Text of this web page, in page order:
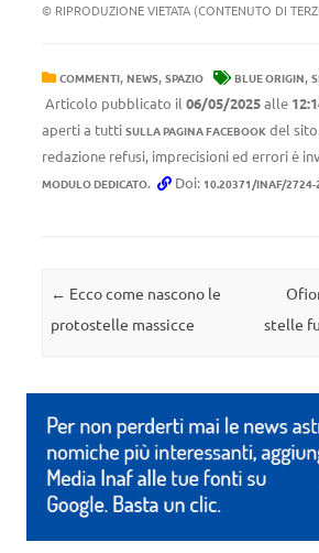
© RIPRODUZIONE VIETATA (CONTENUTO DI
COMMENTI, NEWS, SPAZIO BLUE ORIGIN,
Articolo pubblicato il 06/05/2025alle
aperti a tutti SULLA PAGINA FACEBOOK del
redazione refusi, imprecisioni ed errori è
MODULO DEDICATO. Doi: 10.20371/INAF/
Navigazione articolo
← Ecco come nascono le
protostelle massicce
stelle